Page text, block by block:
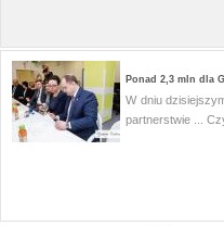
Ponad 2,3 mln dla
W dniu
partnerstwie ...